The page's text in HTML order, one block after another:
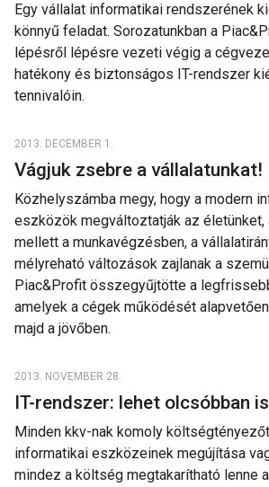
Egy vállalat informatikai rendszerének
könnyű feladat. Sorozatunkban a
lépésről lépésre vezeti végig a
hatékony és biztonságos IT-rendszer
tennivalóin.
2013. DECEMBER 1.
Vágjuk zsebre a vállalatunkat!
Közhelyszámba megy, hogy a modern
eszközök megváltoztatják az életünket,
mellett a munkavégzésben, a
mélyreható változások zajlanak a
Piac&Profit összegyűjtötte a
amelyek a cégek működését
majd a jövőben.
2013. NOVEMBER 28.
IT-rendszer: lehet olcsóbban is
Minden kkv-nak komoly
informatikai eszközeinek megújítása
mindez a költség megtakarítható lenne